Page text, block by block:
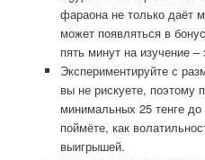
фараона не только даёт
может появляться в
пять минут на изучение –
Экспериментируйте с
вы не рискуете, поэтому
минимальных 25 тенге
поймёте, как
выигрышей.